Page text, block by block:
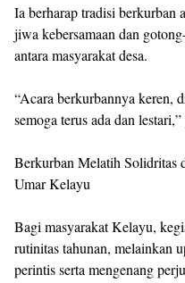
Ia berharap tradisi berkurban
jiwa kebersamaan dan
antara masyarakat desa.
“Acara berkurbannya keren,
semoga terus ada dan
Berkurban Melatih Solidritas
Umar Kelayu
Bagi masyarakat Kelayu,
rutinitas tahunan, melainkan
perintis serta mengenang